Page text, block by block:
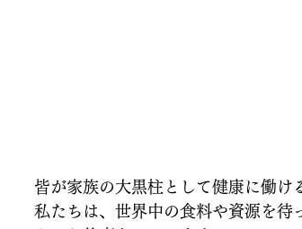
皆が家族の大黒柱として健康に働け
私たちは、世界中の食料や資源を待